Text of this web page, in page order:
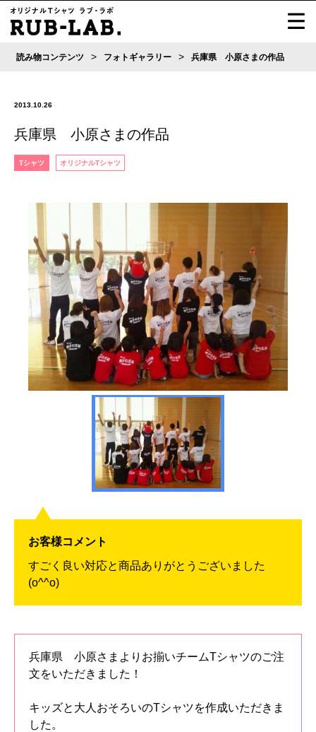
読み物コンテンツ > フォトギャラリー > 兵庫県 小原さまの作品
2013.10.26
兵庫県 小原さまの作品
Tシャツ オリジナルTシャツ
お客様コメント
すごく良い対応と商品ありがとうございました
(o^^o)
兵庫県 小原さまよりお揃いチームTシャツのご注
文をいただきました！
キッズと大人おそろいのTシャツを作成いただきま
した。